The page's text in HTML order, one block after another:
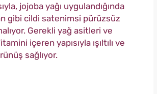
jojoba yağı uygulandığında
gibi cildi satenimsi pürüzsüz
Gerekli yağ asitleri ve
içeren yapısıyla ışıltılı ve
sağlıyor.